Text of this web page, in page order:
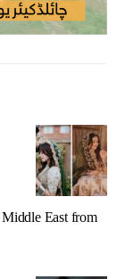
East from